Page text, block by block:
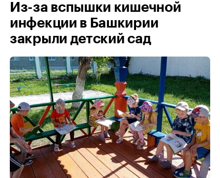
Из-за вспышки кишечной
инфекции в Башкирии
закрыли детский сад